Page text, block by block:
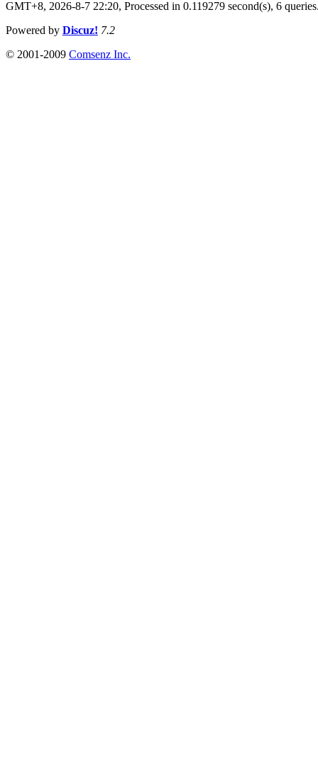
GMT+8, 2026-8-7 22:20, Processed in 0.119279 second(s), 6 queries
Powered by Discuz! 7.2
© 2001-2009 Comsenz Inc.